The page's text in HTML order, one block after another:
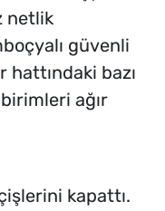
netlik
güvenli
hattındaki bazı
ağır
kapattı.